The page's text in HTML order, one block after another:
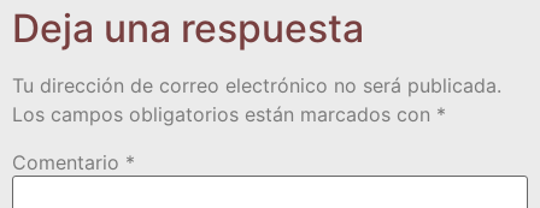
Deja una respuesta
Tu dirección de correo electrónico no será publicada.
Los campos obligatorios están marcados con *
Comentario *